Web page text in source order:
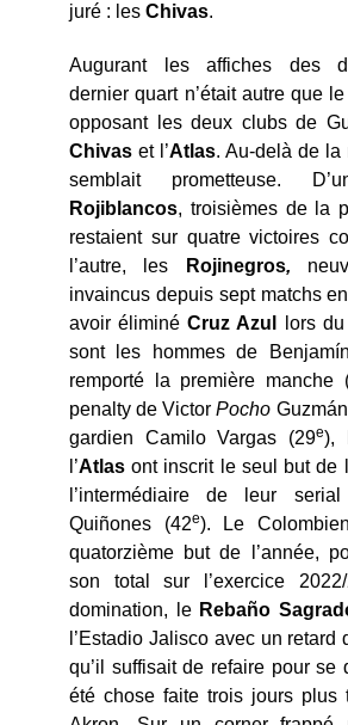
juré : les Chivas.
Augurant les affiches des
dernier quart n’était autre que le
opposant les deux clubs de
Chivas et l’Atlas. Au-delà de la
semblait prometteuse.
Rojiblancos, troisièmes de la
restaient sur quatre victoires
l’autre, les
Rojinegros,
invaincus depuis sept matchs
avoir éliminéCruz Azul
lors
sont les hommes de
remporté la première manche
penalty de VictorPocho
gardien Camilo Vargas (29e),
l’Atlas ont inscrit le seul but de
l’intermédiaire de leur
Quiñones (42e). Le
quatorzième but de l’année,
son total sur l’exercice
domination, le Rebaño
l’Estadio Jalisco avec un retard
qu’il suffisait de refaire pour se
été chose faite trois jours plus